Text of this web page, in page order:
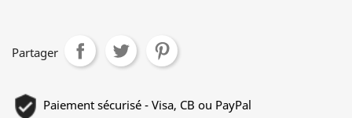
Partager
Paiement sécurisé - Visa, CB ou PayPal